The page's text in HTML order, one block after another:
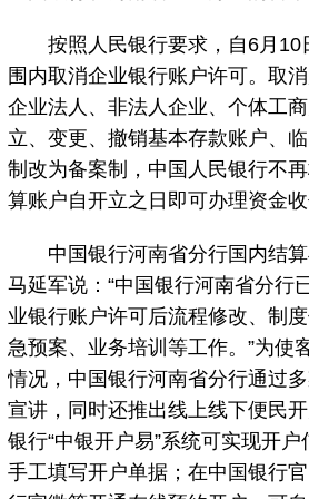
按照人民银行要求，自6月10
围内取消企业银行账户许可。取
企业法人、非法人企业、个体工
立、变更、撤销基本存款账户、
制改为备案制，中国人民银行不
算账户自开立之日即可办理资金收
中国银行河南省分行国内结算
马延军说：“中国银行河南省分行
业银行账户许可后流程修改、制
急预案、业务培训等工作。”为使
情况，中国银行河南省分行通过
宣讲，同时还推出线上线下便民
银行“中银开户易”系统可实现开
手工填写开户单据；在中国银行